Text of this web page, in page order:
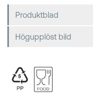
Produktblad
Högupplöst bild